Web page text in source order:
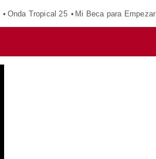
Onda Tropical 25 Mi Beca para Empezar